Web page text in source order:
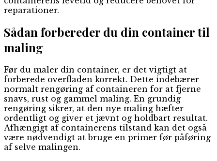
reparationer.
Sådan forbereder du din container til
maling
Før du maler din container, er det vigtigt at
forberede overfladen korrekt. Dette indebærer
normalt rengøring af containeren for at fjerne
snavs, rust og gammel maling. En grundig
rengøring sikrer, at den nye maling hæfter
ordentligt og giver et jævnt og holdbart resultat.
Afhængigt af containerens tilstand kan det også
være nødvendigt at bruge en primer før påføring
af selve malingen.